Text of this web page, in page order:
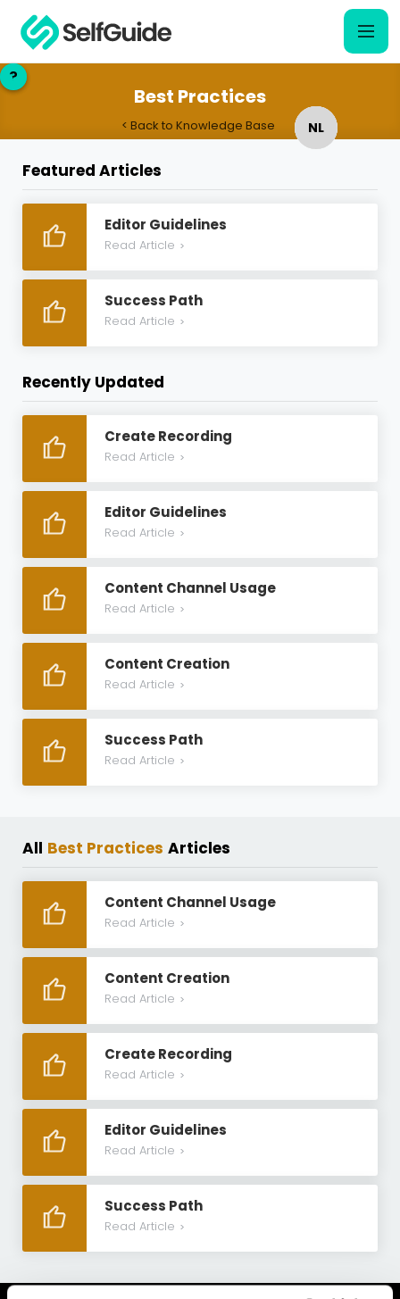
NL
?
NL
?
Best Practices
< Back to Knowledge Base
Featured Articles
Editor Guidelines
Read Article >
Success Path
Read Article >
Recently Updated
Create Recording
Read Article >
Editor Guidelines
Read Article >
Content Channel Usage
Read Article >
Content Creation
Read Article >
Success Path
Read Article >
All Best Practices Articles
Content Channel Usage
Read Article >
Content Creation
Read Article >
Create Recording
Read Article >
Editor Guidelines
Read Article >
Success Path
Read Article >